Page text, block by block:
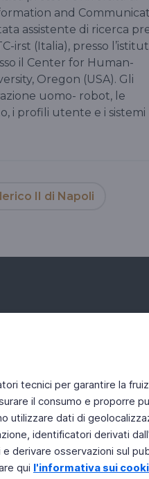
tecnici per garantire la
il consumo e proporre
dati di
identificatori derivati
derivare osservazioni sul
qui l'informativa sui
and
assistente di ricerca
irst (Italia), presso
il Center for Human-
Oregon (USA). Gli
uomo- robot, le
i profili utente e i sistemi
II di Napoli